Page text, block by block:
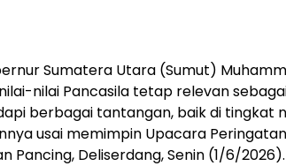
Sumatera Utara (Sumut)
nilai Pancasila tetap relevan
berbagai tantangan, baik di tingkat
usai memimpin Upacara
Pancing, Deliserdang, Senin (1/6/2026).